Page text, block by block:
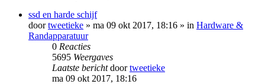
ssd en harde schijf
doortweetieke » ma 09 okt 2017, 18:16 » in Hardware &
Randapparatuur
0 Reacties
5695 Weergaves
Laatste berichtdoortweetieke
ma 09 okt 2017, 18:16